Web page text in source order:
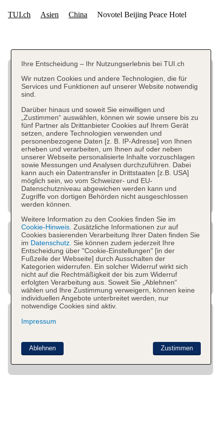
Ihre Entscheidung – Ihr Nutzungserlebnis bei TUI.ch
Wir nutzen Cookies und andere Technologien, die für
Services und Funktionen auf unserer Website notwendig
sind.
Darüber hinaus und soweit Sie einwilligen und
„Zustimmen“ auswählen, können wir sowie unsere bis zu
fünf Partner als Drittanbieter Cookies auf Ihrem Gerät
setzen, andere Technologien verwenden und
personenbezogene Daten [z. B. IP-Adresse] von Ihnen
erheben und verarbeiten, um Ihnen auf oder neben
unserer Webseite personalisierte Inhalte vorzuschlagen
sowie Messungen und Analysen durchzuführen. Dabei
kann auch ein Datentransfer in Drittstaaten [z.B. USA]
möglich sein, wo vom Schweizer- und EU-
Datenschutzniveau abgewichen werden kann und
Zugriffe von dortigen Behörden nicht ausgeschlossen
werden können.
Weitere Information zu den Cookies finden Sie im
Cookie-Hinweis. Zusätzliche Informationen zur auf
Cookies basierenden Verarbeitung Ihrer Daten finden Sie
im Datenschutz. Sie können zudem jederzeit Ihre
Entscheidung über "Cookie-Einstellungen" [in der
Fußzeile der Webseite] durch Ausschalten der
Kategorien widerrufen. Ein solcher Widerruf wirkt sich
nicht auf die Rechtmäßigkeit der bis zum Widerruf
erfolgten Verarbeitung aus. Soweit Sie „Ablehnen“
wählen und Ihre Zustimmung verweigern, können keine
individuellen Angebote unterbreitet werden, nur
notwendige Cookies sind aktiv.
Impressum
Zustimmen
Ablehnen